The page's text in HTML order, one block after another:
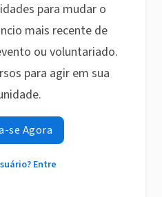
para mudar o
mais recente de
ou voluntariado.
para agir em sua
se Agora
Entre